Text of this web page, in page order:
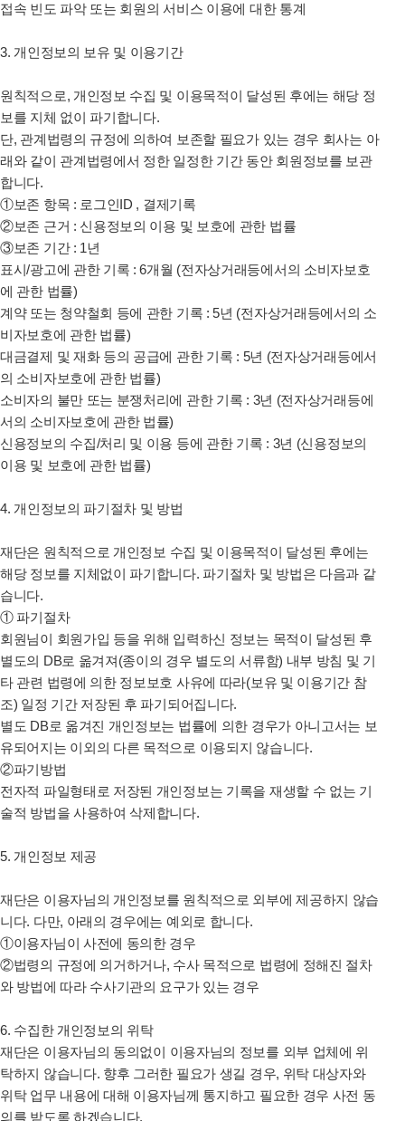
접속 빈도 파악 또는 회원의 서비스 이용에 대한 통계
3. 개인정보의 보유 및 이용기간
원칙적으로, 개인정보 수집 및 이용목적이 달성된 후에는 해당 정
보를 지체 없이 파기합니다.
단, 관계법령의 규정에 의하여 보존할 필요가 있는 경우 회사는 아
래와 같이 관계법령에서 정한 일정한 기간 동안 회원정보를 보관
합니다.
①보존 항목 : 로그인ID , 결제기록
②보존 근거 : 신용정보의 이용 및 보호에 관한 법률
③보존 기간 : 1년
표시/광고에 관한 기록 : 6개월 (전자상거래등에서의 소비자보호
에 관한 법률)
계약 또는 청약철회 등에 관한 기록 : 5년 (전자상거래등에서의 소
비자보호에 관한 법률)
대금결제 및 재화 등의 공급에 관한 기록 : 5년 (전자상거래등에서
의 소비자보호에 관한 법률)
소비자의 불만 또는 분쟁처리에 관한 기록 : 3년 (전자상거래등에
서의 소비자보호에 관한 법률)
신용정보의 수집/처리 및 이용 등에 관한 기록 : 3년 (신용정보의
이용 및 보호에 관한 법률)
4. 개인정보의 파기절차 및 방법
재단은 원칙적으로 개인정보 수집 및 이용목적이 달성된 후에는
해당 정보를 지체없이 파기합니다. 파기절차 및 방법은 다음과 같
습니다.
① 파기절차
회원님이 회원가입 등을 위해 입력하신 정보는 목적이 달성된 후
별도의 DB로 옮겨져(종이의 경우 별도의 서류함) 내부 방침 및 기
타 관련 법령에 의한 정보보호 사유에 따라(보유 및 이용기간 참
조) 일정 기간 저장된 후 파기되어집니다.
별도 DB로 옮겨진 개인정보는 법률에 의한 경우가 아니고서는 보
유되어지는 이외의 다른 목적으로 이용되지 않습니다.
②파기방법
전자적 파일형태로 저장된 개인정보는 기록을 재생할 수 없는 기
술적 방법을 사용하여 삭제합니다.
5. 개인정보 제공
재단은 이용자님의 개인정보를 원칙적으로 외부에 제공하지 않습
니다. 다만, 아래의 경우에는 예외로 합니다.
①이용자님이 사전에 동의한 경우
②법령의 규정에 의거하거나, 수사 목적으로 법령에 정해진 절차
와 방법에 따라 수사기관의 요구가 있는 경우
6. 수집한 개인정보의 위탁
재단은 이용자님의 동의없이 이용자님의 정보를 외부 업체에 위
탁하지 않습니다. 향후 그러한 필요가 생길 경우, 위탁 대상자와
위탁 업무 내용에 대해 이용자님께 통지하고 필요한 경우 사전 동
의를 받도록 하겠습니다.